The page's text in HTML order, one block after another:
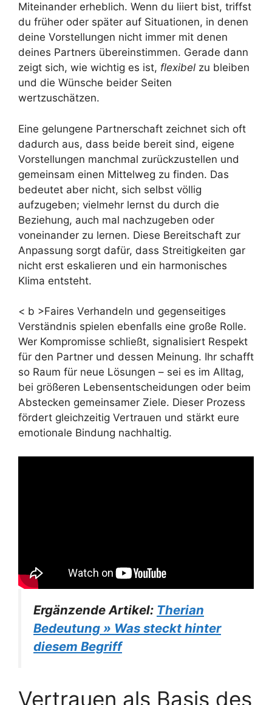
Miteinander erheblich. Wenn du liiert bist, triffst
du früher oder später auf Situationen, in denen
deine Vorstellungen nicht immer mit denen
deines Partners übereinstimmen. Gerade dann
zeigt sich, wie wichtig es ist, flexibel zu bleiben
und die Wünsche beider Seiten
wertzuschätzen.
Eine gelungene Partnerschaft zeichnet sich oft
dadurch aus, dass beide bereit sind, eigene
Vorstellungen manchmal zurückzustellen und
gemeinsam einen Mittelweg zu finden. Das
bedeutet aber nicht, sich selbst völlig
aufzugeben; vielmehr lernst du durch die
Beziehung, auch mal nachzugeben oder
voneinander zu lernen. Diese Bereitschaft zur
Anpassung sorgt dafür, dass Streitigkeiten gar
nicht erst eskalieren und ein harmonisches
Klima entsteht.
< b >Faires Verhandeln und gegenseitiges
Verständnis spielen ebenfalls eine große Rolle.
Wer Kompromisse schließt, signalisiert Respekt
für den Partner und dessen Meinung. Ihr schafft
so Raum für neue Lösungen – sei es im Alltag,
bei größeren Lebensentscheidungen oder beim
Abstecken gemeinsamer Ziele. Dieser Prozess
fördert gleichzeitig Vertrauen und stärkt eure
emotionale Bindung nachhaltig.
Ergänzende Artikel: Therian
Bedeutung » Was steckt hinter
diesem Begriff
Vertrauen als Basis des